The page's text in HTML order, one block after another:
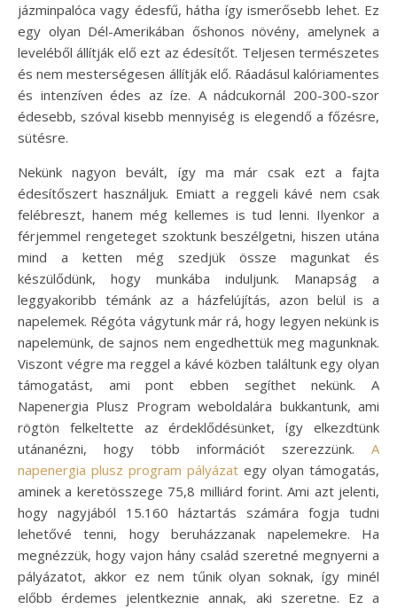
jázminpalóca vagy édesfű, hátha így ismerősebb lehet. Ez
egy olyan Dél-Amerikában őshonos növény, amelynek a
leveléből állítják elő ezt az édesítőt. Teljesen természetes
és nem mesterségesen állítják elő. Ráadásul kalóriamentes
és intenzíven édes az íze. A nádcukornál 200-300-szor
édesebb, szóval kisebb mennyiség is elegendő a főzésre,
sütésre.
Nekünk nagyon bevált, így ma már csak ezt a fajta
édesítőszert használjuk. Emiatt a reggeli kávé nem csak
felébreszt, hanem még kellemes is tud lenni. Ilyenkor a
férjemmel rengeteget szoktunk beszélgetni, hiszen utána
mind a ketten még szedjük össze magunkat és
készülődünk, hogy munkába induljunk. Manapság a
leggyakoribb témánk az a házfelújítás, azon belül is a
napelemek. Régóta vágytunk már rá, hogy legyen nekünk is
napelemünk, de sajnos nem engedhettük meg magunknak.
Viszont végre ma reggel a kávé közben találtunk egy olyan
támogatást, ami pont ebben segíthet nekünk. A
Napenergia Plusz Program weboldalára bukkantunk, ami
rögtön felkeltette az érdeklődésünket, így elkezdtünk
utánanézni, hogy több információt szerezzünk. A
napenergia plusz program pályázat egy olyan támogatás,
aminek a keretösszege 75,8 milliárd forint. Ami azt jelenti,
hogy nagyjából 15.160 háztartás számára fogja tudni
lehetővé tenni, hogy beruházzanak napelemekre. Ha
megnézzük, hogy vajon hány család szeretné megnyerni a
pályázatot, akkor ez nem tűnik olyan soknak, így minél
előbb érdemes jelentkeznie annak, aki szeretne. Ez a